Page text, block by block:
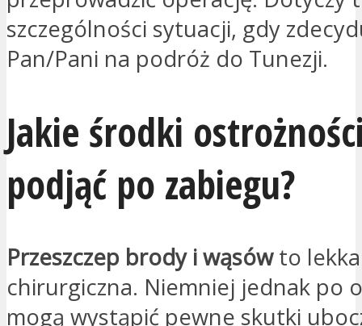
szczególności sytuacji, gdy
Pan/Pani na podróż do Tunezji.
Jakie środki
podjąć po zabiegu?
Przeszczep brody i wąsówto
chirurgiczna. Niemniej jednak po
mogą wystąpić pewne skutki